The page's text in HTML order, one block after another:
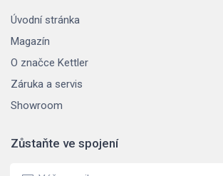
Úvodní stránka
Magazín
O značce Kettler
Záruka a servis
Showroom
Zůstaňte ve spojení